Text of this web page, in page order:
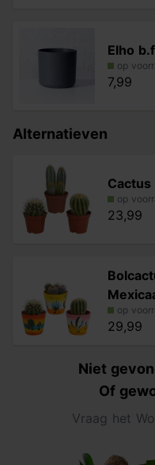
Elho
op
7,99
Alternatieven
op
23,99
op
29,99
Niet
Of
Vraag het